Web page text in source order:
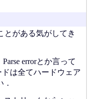
とがある気がしてき
errorとか言って
は全てハードウェア